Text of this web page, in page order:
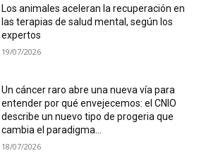
Los animales aceleran la recuperación en
las terapias de salud mental, según los
expertos
19/07/2026
Un cáncer raro abre una nueva vía para
entender por qué envejecemos: el CNIO
describe un nuevo tipo de progeria que
cambia el paradigma...
18/07/2026